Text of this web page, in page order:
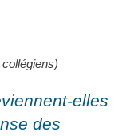
elles
des